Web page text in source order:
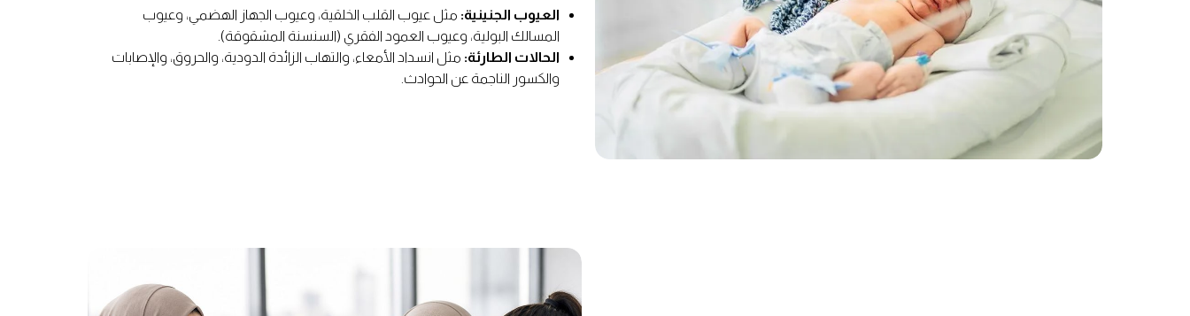
العيوب الجنينية: مثل عيوب القلب الخلقية، وعيوب الجهاز الهضمي، وعيوب
المسالك البولية، وعيوب العمود الفقري (السنسنة المشقوقة).
الحالات الطارئة: مثل انسداد الأمعاء، والتهاب الزائدة الدودية، والحروق، والإصابات
والكسور الناجمة عن الحوادث.